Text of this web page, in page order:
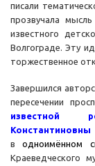
писали
прозвучала
известного
Волгограде. Эту
торжественное
Завершился
пересечении
известной
водноимённом
Краеведческого